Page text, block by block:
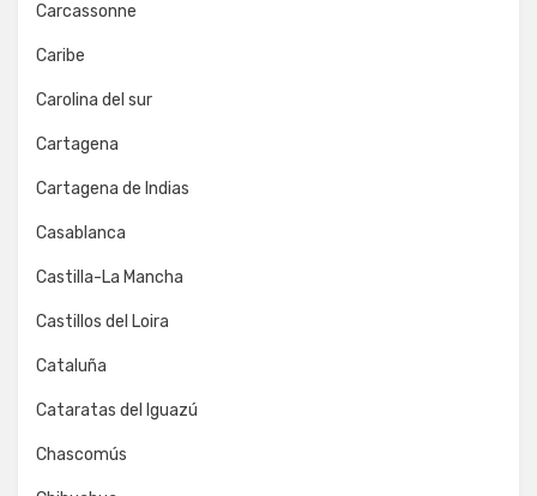
Carcassonne
Caribe
Carolina del sur
Cartagena
Cartagena de Indias
Casablanca
Castilla-La Mancha
Castillos del Loira
Cataluña
Cataratas del Iguazú
Chascomús